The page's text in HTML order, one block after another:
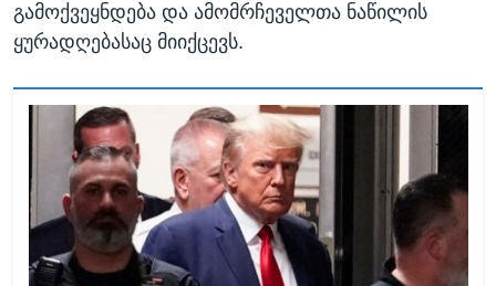
გამოქვეყნდება და ამომრჩეველთა ნაწილის
ყურადღებასაც მიიქცევს.